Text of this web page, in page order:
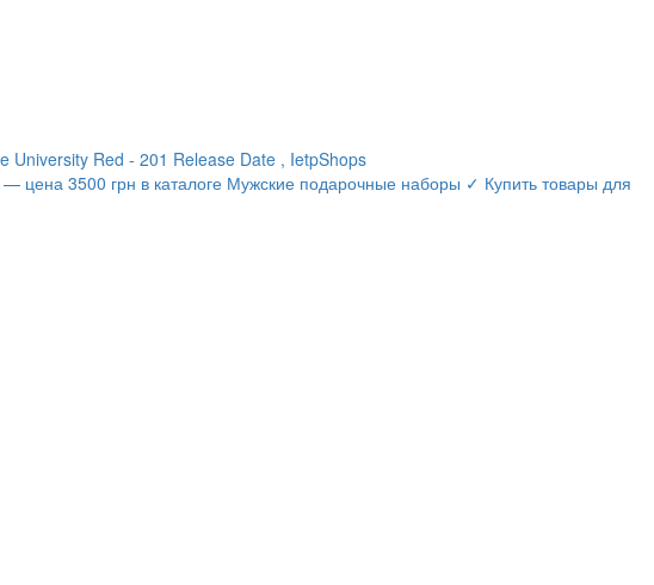
University Red - 201 Release Date , IetpShops
цена 3500 грн в каталоге Мужские подарочные наборы ✓ Купить товары для